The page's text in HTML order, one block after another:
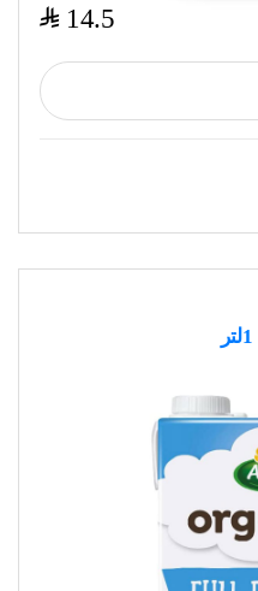
14.5
$